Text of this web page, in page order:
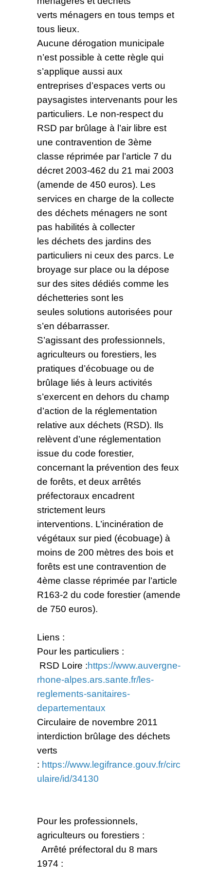
verts ménagers en tous temps et
tous lieux.
Aucune dérogation municipale
n’est possible à cette règle qui
s’applique aussi aux
entreprises d’espaces verts ou
paysagistes intervenants pour les
particuliers. Le non-respect du
RSD par brûlage à l’air libre est
une contravention de 3ème
classe réprimée par l’article 7 du
décret 2003-462 du 21 mai 2003
(amende de 450 euros). Les
services en charge de la collecte
des déchets ménagers ne sont
pas habilités à collecter
les déchets des jardins des
particuliers ni ceux des parcs. Le
broyage sur place ou la dépose
sur des sites dédiés comme les
déchetteries sont les
seules solutions autorisées pour
s’en débarrasser.
S’agissant des professionnels,
agriculteurs ou forestiers, les
pratiques d’écobuage ou de
brûlage liés à leurs activités
s’exercent en dehors du champ
d’action de la réglementation
relative aux déchets (RSD). Ils
relèvent d’une réglementation
issue du code forestier,
concernant la prévention des feux
de forêts, et deux arrêtés
préfectoraux encadrent
strictement leurs
interventions. L’incinération de
végétaux sur pied (écobuage) à
moins de 200 mètres des bois et
forêts est une contravention de
4ème classe réprimée par l’article
R163-2 du code forestier (amende
de 750 euros).
Liens :
Pour les particuliers :
RSD Loire :https://www.auvergne-
rhone-alpes.ars.sante.fr/les-
reglements-sanitaires-
departementaux
Circulaire de novembre 2011
interdiction brûlage des déchets
verts
: https://www.legifrance.gouv.fr/circ
ulaire/id/34130
Pour les professionnels,
agriculteurs ou forestiers :
Arrêté préfectoral du 8 mars
1974 :